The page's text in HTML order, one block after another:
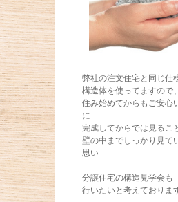
弊社の注文住宅と同じ仕
構造体を使ってますので、
住み始めてからもご安心
に
完成してからでは見るこ
壁の中までしっかり見て
思い
分譲住宅の構造見学会も
行いたいと考えておりま